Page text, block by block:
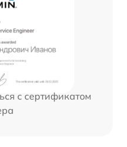
с сертификатом